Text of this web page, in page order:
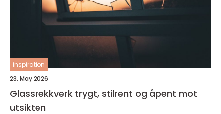
inspiration
23. May 2026
Glassrekkverk trygt, stilrent og åpent mot
utsikten